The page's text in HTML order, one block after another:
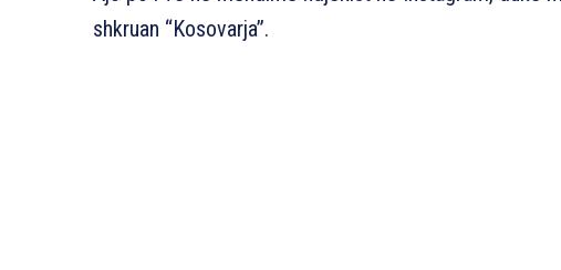
shkruan “Kosovarja”.